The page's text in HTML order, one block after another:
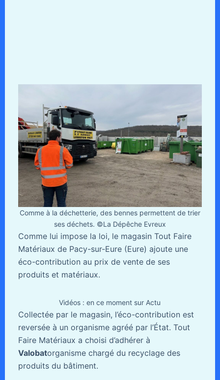
Comme à la déchetterie, des bennes permettent de trier
ses déchets. ©La Dépêche Evreux
Comme lui impose la loi, le magasin Tout Faire
Matériaux de Pacy-sur-Eure (Eure) ajoute une
éco-contribution au prix de vente de ses
produits et matériaux.
Vidéos : en ce moment sur Actu
Collectée par le magasin, l’éco-contribution est
reversée à un organisme agréé par l’État. Tout
Faire Matériaux a choisi d’adhérer à
Valobatorganisme chargé du recyclage des
produits du bâtiment.